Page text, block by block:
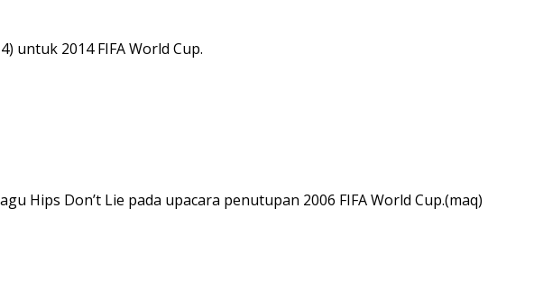
untuk 2014 FIFA World Cup.
Hips Don’t Lie pada upacara penutupan 2006 FIFA World Cup.(maq)